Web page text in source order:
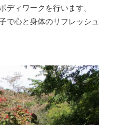
ディワークを行います。
で心と身体のリフレッシュ